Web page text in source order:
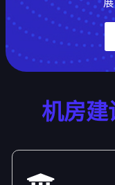
机房建